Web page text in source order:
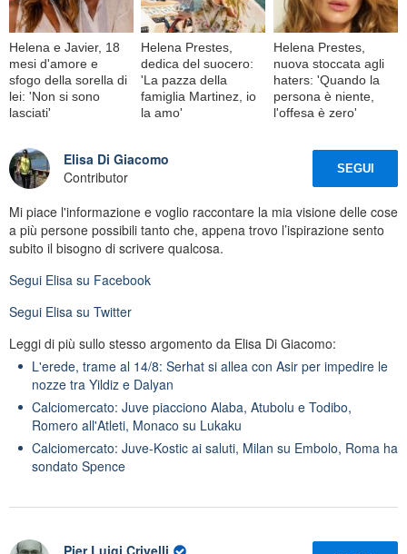
Helena e Javier, 18
mesi d'amore e
sfogo della sorella di
lei: 'Non si sono
lasciati'
Helena Prestes,
dedica del suocero:
'La pazza della
famiglia Martinez, io
la amo'
Helena Prestes,
nuova stoccata agli
haters: 'Quando la
persona è niente,
l'offesa è zero'
Elisa Di Giacomo
Contributor
SEGUI
Mi piace l'informazione e voglio raccontare la mia visione delle cose
a più persone possibili tanto che, appena trovo l’ispirazione sento
subito il bisogno di scrivere qualcosa.
Segui Elisa su Facebook
Segui Elisa su Twitter
Leggi di più sullo stesso argomento da Elisa Di Giacomo:
L'erede, trame al 14/8: Serhat si allea con Asir per impedire le
nozze tra Yildiz e Dalyan
Calciomercato: Juve piacciono Alaba, Atubolu e Todibo,
Romero all'Atleti, Monaco su Lukaku
Calciomercato: Juve-Kostic ai saluti, Milan su Embolo, Roma ha
sondato Spence